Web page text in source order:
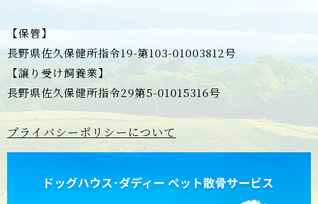
【保管】
長野県佐久保健所指令19-第103-01003812号
【譲り受け飼養業】
長野県佐久保健所指令29第5-01015316号
プライバシーポリシーについて